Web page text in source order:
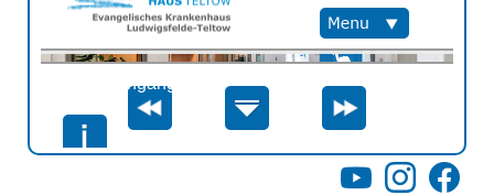
YouTubeInstagram